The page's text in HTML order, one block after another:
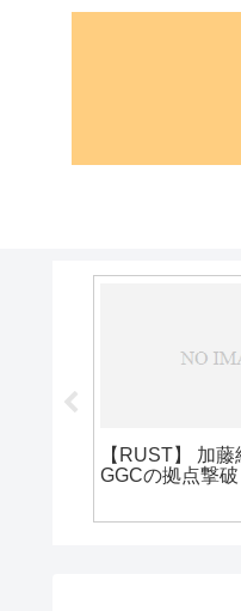
【RUST】 加
GGCの拠点撃破